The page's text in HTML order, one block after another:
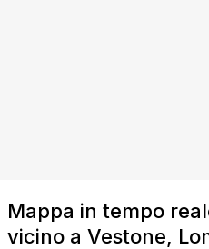
Mappa in tempo
vicino a Vestone,